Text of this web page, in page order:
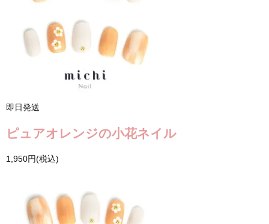
即日発送
ピュアオレンジの小花ネイル
1,950円(税込)